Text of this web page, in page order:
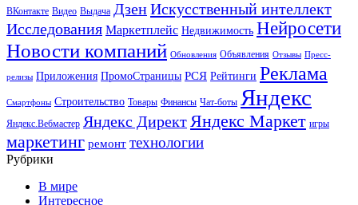
ВКонтакте Видео Выдача ДзенИскусственный интеллект
Исследования Маркетплейс Недвижимость Нейросети
Новости компаний Обновления Объявления Отзывы Пресс-
релизы Приложения ПромоСтраницы РСЯ Рейтинги Реклама
Смартфоны Строительство Товары Финансы Чат-боты Яндекс
Яндекс.Вебмастер Яндекс ДиректЯндекс Маркет игры
маркетинг ремонт технологии
Рубрики
В мире
Интересное